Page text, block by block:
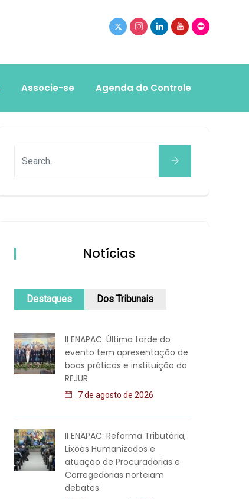
Associe-se Agenda do Controle
Notícias
Destaques Dos Tribunais
II ENAPAC: Última tarde do
evento tem apresentação de
boas práticas e instituição da
REJUR
7 de agosto de 2026
II ENAPAC: Reforma Tributária,
Lixões Humanizados e
atuação de Procuradorias e
Corregedorias norteiam
debates